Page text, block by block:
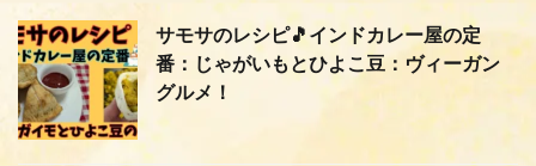
サモサのレシピ🎵インドカレー屋の定
番：じゃがいもとひよこ豆：ヴィーガン
グルメ！